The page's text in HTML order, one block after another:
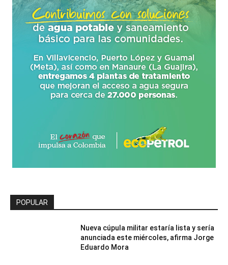
POPULAR
Nueva cúpula militar estaría lista y sería
anunciada este miércoles, afirma Jorge
Eduardo Mora